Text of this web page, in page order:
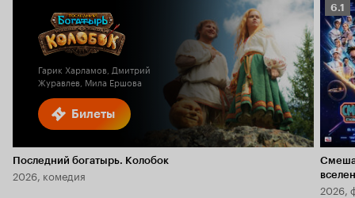
Билеты
Гарик Харламов, Дмитрий
Журавлев, Мила Ершова
Последний богатырь. Колобок
2026, комедия
6.1
6.1
2026,